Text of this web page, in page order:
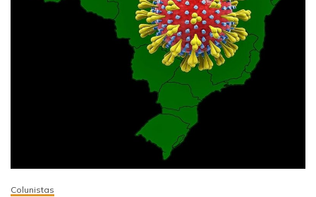
Colunistas